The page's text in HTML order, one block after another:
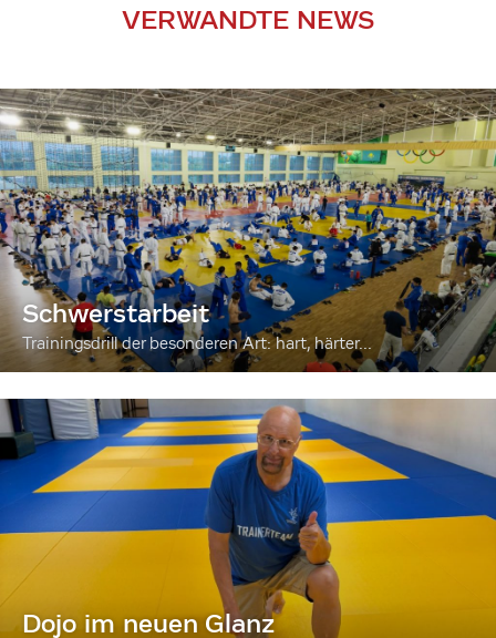
VERWANDTE NEWS
Schwerstarbeit
Trainingsdrill der besonderen Art: hart, härter...
Dojo im neuen Glanz